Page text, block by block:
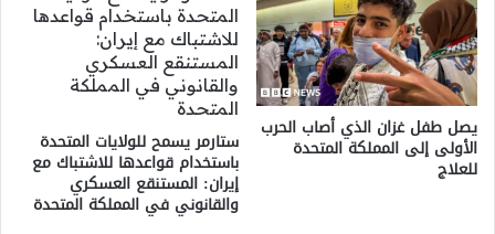
يصل طفل غزان الذي أصاب الحرب
الأولى إلى المملكة المتحدة
للعلاج
ستارمر يسمح للولايات المتحدة
باستخدام قواعدها للاشتباك مع
إيران: المستنقع العسكري
والقانوني في المملكة المتحدة